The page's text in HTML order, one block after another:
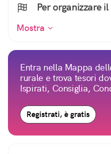
Per organizzare
Mostra
Entra nella Mappa
rurale e trova tesori
Ispirati, Consiglia,
Registrati, è gratis